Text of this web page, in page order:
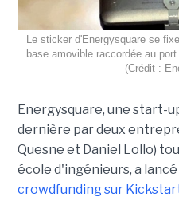
Le sticker d'Energysquare se
base amovible raccordée au
(Crédit :
Energysquare, une start-
dernière par deux
Quesne et Daniel Lollo)
école d'ingénieurs, a lancé
crowdfunding sur